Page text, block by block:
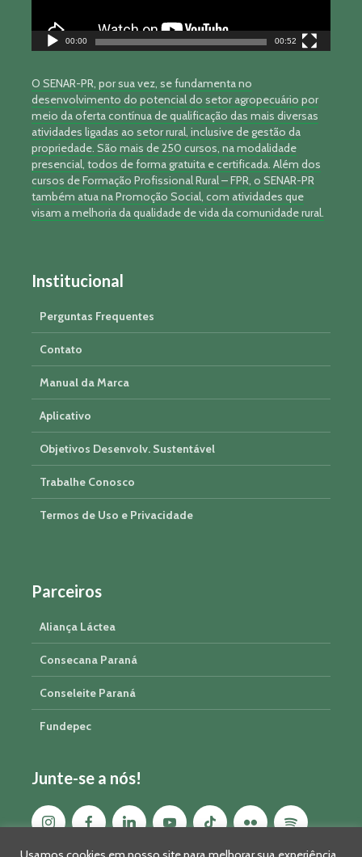
00:00 00:52
O SENAR-PR, por sua vez, se fundamenta no
desenvolvimento do potencial do setor agropecuário por
meio da oferta contínua de qualificação das mais diversas
atividades ligadas ao setor rural, inclusive de gestão da
propriedade. São mais de 250 cursos, na modalidade
presencial, todos de forma gratuita e certificada. Além dos
cursos de Formação Profissional Rural – FPR, o SENAR-PR
também atua na Promoção Social, com atividades que
visam a melhoria da qualidade de vida da comunidade rural.
Institucional
Perguntas Frequentes
Contato
Manual da Marca
Aplicativo
Objetivos Desenvolv. Sustentável
Trabalhe Conosco
Termos de Uso e Privacidade
Parceiros
Aliança Láctea
Consecana Paraná
Conseleite Paraná
Fundepec
Junte-se a nós!